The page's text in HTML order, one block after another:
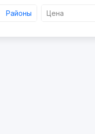
Районы Цена